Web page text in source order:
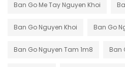
Ban Go Me Tay Nguyen Khoi
Ban Go Nguyen Khoi Ban Go
Ban Go Nguyen Tam 1m8 Ban